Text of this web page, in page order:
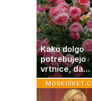
Kako dolgo
potrebujejo
vrtnice, da
zrastejo?
rasti,
negi vrtnic